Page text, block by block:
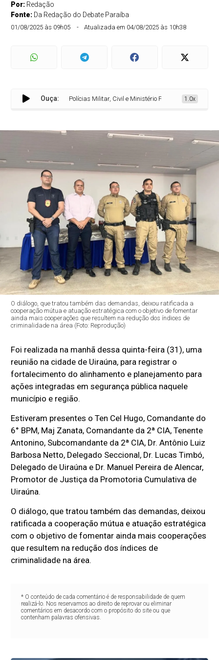
Por: Redação
Fonte: Da Redação do Debate Paraíba
01/08/2025 às 09h05 Atualizada em 04/08/2025 às 10h38
Ouça:Polícias Militar, Civil e Ministério Público realizam
1.0x
O diálogo, que tratou também das demandas, deixou ratificada a
cooperação mútua e atuação estratégica com o objetivo de fomentar
ainda mais cooperações que resultem na redução dos índices de
criminalidade na área (Foto: Reprodução)
Foi realizada na manhã dessa quinta-feira (31), uma
reunião na cidade de Uiraúna, para registrar o
fortalecimento do alinhamento e planejamento para
ações integradas em segurança pública naquele
município e região.
Estiveram presentes o Ten Cel Hugo, Comandante do
6° BPM, Maj Zanata, Comandante da 2ª CIA, Tenente
Antonino, Subcomandante da 2ª CIA, Dr. Antônio Luiz
Barbosa Netto, Delegado Seccional, Dr. Lucas Timbó,
Delegado de Uiraúna e Dr. Manuel Pereira de Alencar,
Promotor de Justiça da Promotoria Cumulativa de
Uiraúna.
O diálogo, que tratou também das demandas, deixou
ratificada a cooperação mútua e atuação estratégica
com o objetivo de fomentar ainda mais cooperações
que resultem na redução dos índices de
criminalidade na área.
* O conteúdo de cada comentário é de responsabilidade de quem
realizá-lo. Nos reservamos ao direito de reprovar ou eliminar
comentários em desacordo com o propósito do site ou que
contenham palavras ofensivas.